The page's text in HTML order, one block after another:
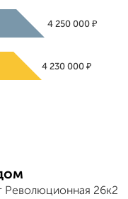
4 250 000 ₽
4 230 000 ₽
Революционная 26к2